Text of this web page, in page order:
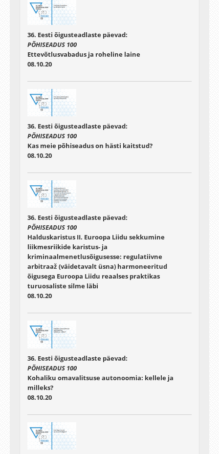
36. Eesti õigusteadlaste päevad:
PÕHISEADUS 100
Ettevõtlusvabadus ja roheline laine
08.10.20
36. Eesti õigusteadlaste päevad:
PÕHISEADUS 100
Kas meie põhiseadus on hästi kaitstud?
08.10.20
36. Eesti õigusteadlaste päevad:
PÕHISEADUS 100
Halduskaristus II. Euroopa Liidu sekkumine
liikmesriikide karistus- ja
kriminaalmenetlusõigusesse: regulatiivne
arbitraaž (väidetavalt üsna) harmoneeritud
õigusega Euroopa Liidu reaalses praktikas
turuosaliste silme läbi
08.10.20
36. Eesti õigusteadlaste päevad:
PÕHISEADUS 100
Kohaliku omavalitsuse autonoomia: kellele ja
milleks?
08.10.20